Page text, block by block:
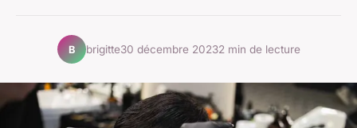
B brigitte30 décembre 20232 min de lecture